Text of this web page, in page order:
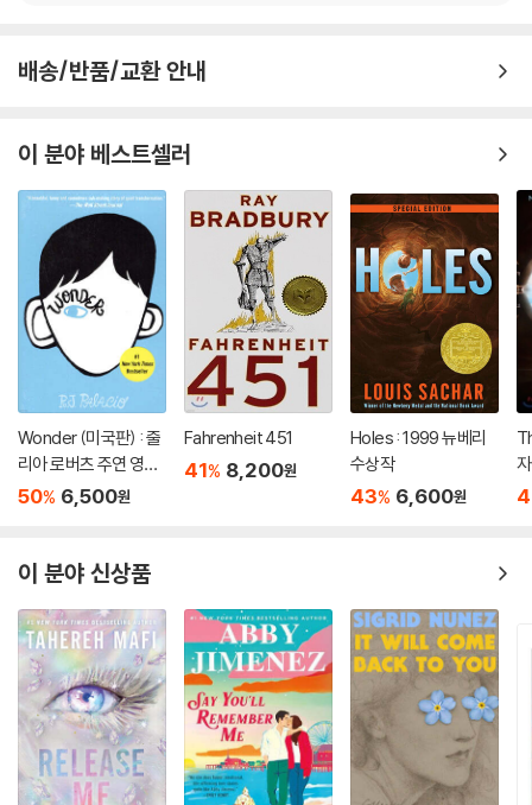
배송/반품/교환 안내
이 분야 베스트셀러
Wonder (미국판) : 줄
리아 로버츠 주연 영화
'원더' 원작 소설
50% 6,500원
Fahrenheit 451
41% 8,200원
Holes : 1999 뉴베리
수상작
43% 6,600원
자
이 분야 신상품